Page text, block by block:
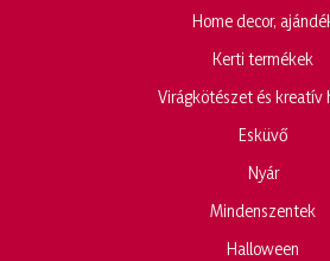
Home decor,
Kerti termékek
Virágkötészet és kreatív
Esküvő
Nyár
Mindenszentek
Halloween